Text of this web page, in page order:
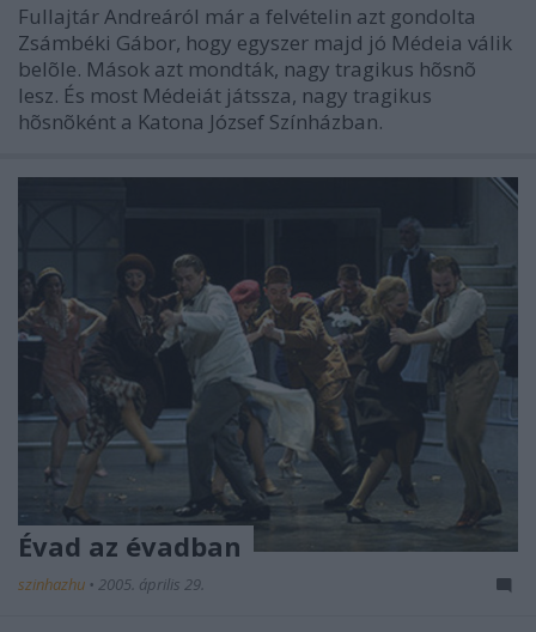
Fullajtár Andreáról már a felvételin azt gondolta
Zsámbéki Gábor, hogy egyszer majd jó Médeia válik
belõle. Mások azt mondták, nagy tragikus hõsnõ
lesz. És most Médeiát játssza, nagy tragikus
hõsnõként a Katona József Színházban.
Évad az évadban
szinhazhu • 2005. április 29.